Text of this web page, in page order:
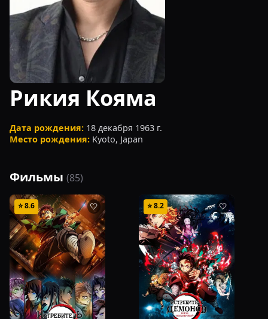
Рикия Кояма
Дата рождения: 18 декабря 1963 г.
Место рождения: Kyoto, Japan
Фильмы (85)
⭐8.6 🤍 ⭐8.2 🤍